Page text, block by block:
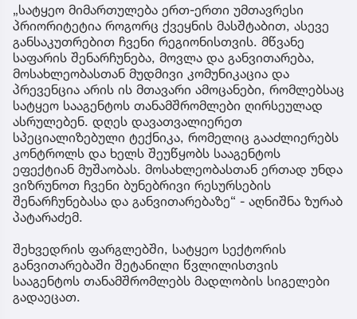
„სატყეო მიმართულება ერთ-ერთი უმთავრესი
პრიორიტეტია როგორც ქვეყნის მასშტაბით, ასევე
განსაკუთრებით ჩვენი რეგიონისთვის. მწვანე
საფარის შენარჩუნება, მოვლა და განვითარება,
მოსახლეობასთან მუდმივი კომუნიკაცია და
პრევენცია არის ის მთავარი ამოცანები, რომლებსაც
სატყეო სააგენტოს თანამშრომლები ღირსეულად
ასრულებენ. დღეს დავათვალიერეთ
სპეციალიზებული ტექნიკა, რომელიც გააძლიერებს
კონტროლს და ხელს შეუწყობს სააგენტოს
ეფექტიან მუშაობას. მოსახლეობასთან ერთად უნდა
ვიზრუნოთ ჩვენი ბუნებრივი რესურსების
შენარჩუნებასა და განვითარებაზე“ - აღნიშნა ზურაბ
პატარაძემ.
შეხვედრის ფარგლებში, სატყეო სექტორის
განვითარებაში შეტანილი წვლილისთვის
სააგენტოს თანამშრომლებს მადლობის სიგელები
გადაეცათ.